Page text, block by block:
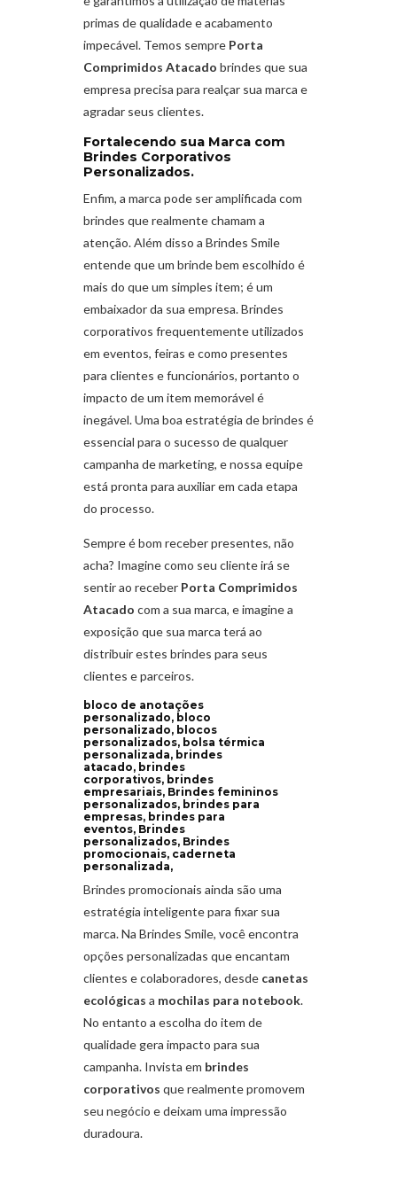
primas de qualidade e acabamento
impecável. Temos sempre Porta
Comprimidos Atacado brindes que sua
empresa precisa para realçar sua marca e
agradar seus clientes.
Fortalecendo sua Marca com
Brindes Corporativos
Personalizados.
Enfim, a marca pode ser amplificada com
brindes que realmente chamam a
atenção. Além disso a Brindes Smile
entende que um brinde bem escolhido é
mais do que um simples item; é um
embaixador da sua empresa. Brindes
corporativos frequentemente utilizados
em eventos, feiras e como presentes
para clientes e funcionários, portanto o
impacto de um item memorável é
inegável. Uma boa estratégia de brindes é
essencial para o sucesso de qualquer
campanha de marketing, e nossa equipe
está pronta para auxiliar em cada etapa
do processo.
Sempre é bom receber presentes, não
acha? Imagine como seu cliente irá se
sentir ao receber Porta Comprimidos
Atacado com a sua marca, e imagine a
exposição que sua marca terá ao
distribuir estes brindes para seus
clientes e parceiros.
bloco de anotações
personalizado, bloco
personalizado, blocos
personalizados, bolsa térmica
personalizada, brindes
atacado, brindes
corporativos, brindes
empresariais, Brindes femininos
personalizados, brindes para
empresas, brindes para
eventos, Brindes
personalizados, Brindes
promocionais, caderneta
personalizada,
Brindes promocionais ainda são uma
estratégia inteligente para fixar sua
marca. Na Brindes Smile, você encontra
opções personalizadas que encantam
clientes e colaboradores, desde canetas
ecológicas a mochilas para notebook.
No entanto a escolha do item de
qualidade gera impacto para sua
campanha. Invista em brindes
corporativos que realmente promovem
seu negócio e deixam uma impressão
duradoura.